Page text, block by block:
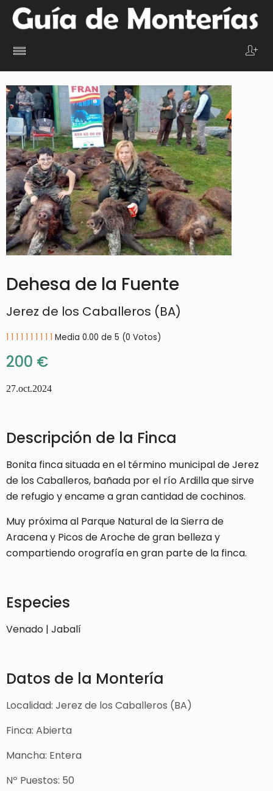
Dehesa de la Fuente
Jerez de los Caballeros (BA)
1 1 1 1 1 1 1 1 1 1 Media 0.00 de 5 (0 Votos)
200 €
27.oct.2024
Descripción de la Finca
Bonita finca situada en el término municipal de Jerez
de los Caballeros, bañada por el río Ardilla que sirve
de refugio y encame a gran cantidad de cochinos.
Muy próxima al Parque Natural de la Sierra de
Aracena y Picos de Aroche de gran belleza y
compartiendo orografía en gran parte de la finca.
Especies
Venado | Jabalí
Datos de la Montería
Localidad: Jerez de los Caballeros (BA)
Finca: Abierta
Mancha: Entera
Nº Puestos: 50